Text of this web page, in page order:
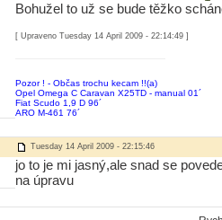
Bohužel to už se bude těžko
[ Upraveno Tuesday 14 April 2009 - 22:14:49 ]
Pozor ! - Občas trochu kecam !!(a)
Opel Omega C Caravan X25TD - manual 01´
Fiat Scudo 1,9 D 96´
ARO M-461 76´
Tuesday 14 April 2009 - 22:15:46
jo to je mi jasný,ale snad se
na úpravu